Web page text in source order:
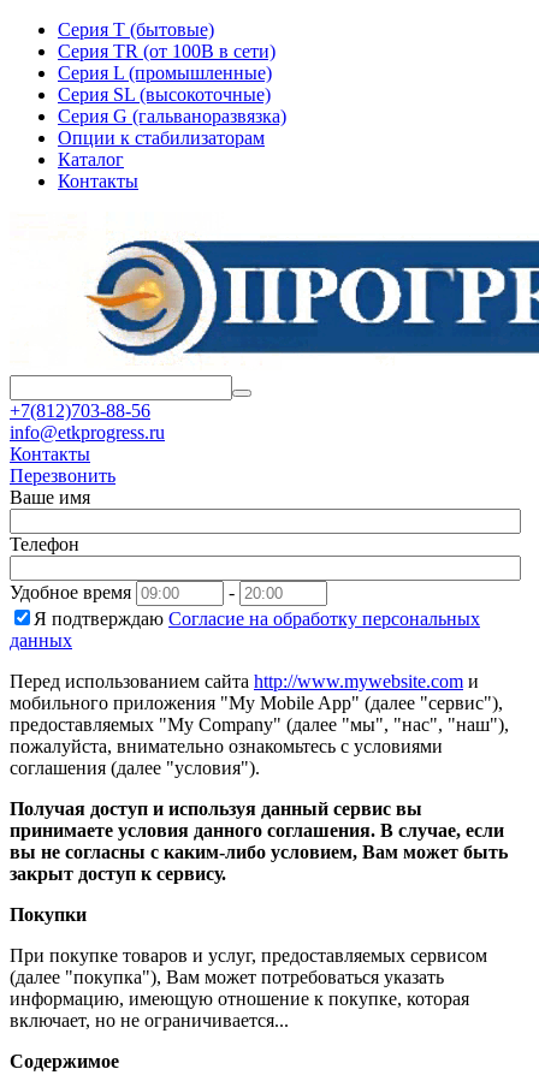
Серия T (бытовые)
Серия TR (от 100В в сети)
Серия L (промышленные)
Серия SL (высокоточные)
Серия G (гальваноразвязка)
Опции к стабилизаторам
Каталог
Контакты
+7(812)703-88-56
info@etkprogress.ru
Контакты
Перезвонить
Ваше имя
Телефон
Удобное время
-
Я подтверждаю Согласие на обработку персональных
данных
Перед использованием сайта http://www.mywebsite.com и
мобильного приложения "My Mobile App" (далее "сервис"),
предоставляемых "My Company" (далее "мы", "нас", "наш"),
пожалуйста, внимательно ознакомьтесь с условиями
соглашения (далее "условия").
Получая доступ и используя данный сервис вы
принимаете условия данного соглашения. В случае, если
вы не согласны с каким-либо условием, Вам может быть
закрыт доступ к сервису.
Покупки
При покупке товаров и услуг, предоставляемых сервисом
(далее "покупка"), Вам может потребоваться указать
информацию, имеющую отношение к покупке, которая
включает, но не ограничивается...
Содержимое